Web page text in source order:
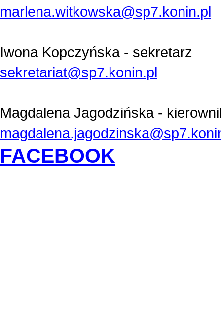
marlena.witkowska@sp7.konin.pl
Iwona Kopczyńska - sekretarz
sekretariat@sp7.konin.pl
Magdalena Jagodzińska -
FACEBOOK